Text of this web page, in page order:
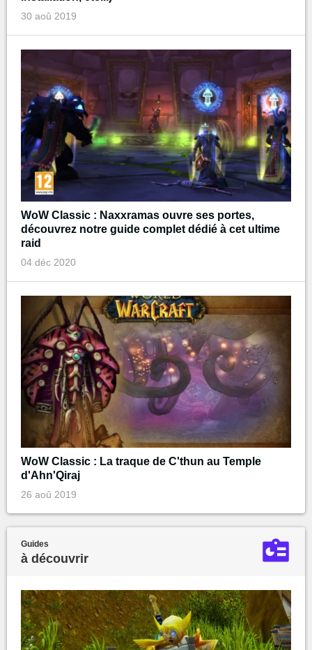
30 aoû 2019
WoW Classic : Naxxramas ouvre ses portes,
découvrez notre guide complet dédié à cet ultime
raid
04 déc 2020
WoW Classic : La traque de C'thun au Temple
d'Ahn'Qiraj
26 aoû 2019
Guides
à découvrir